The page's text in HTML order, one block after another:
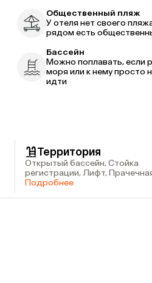
Общественный пляж
У отеля нет своего
рядом есть
Бассейн
Можно поплавать, если
моря или к нему просто
идти
Территория
Открытый бассейн, Стойка
регистрации, Лифт,
Подробнее